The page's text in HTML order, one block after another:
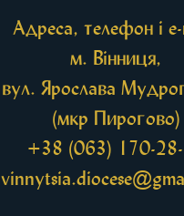
Адреса, телефон і
м. Вінниця,
вул. Ярослава
(мкр Пирогово)
+38 (063) 170-